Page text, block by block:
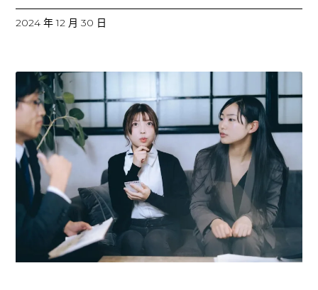
2024 年 12 月 30 日